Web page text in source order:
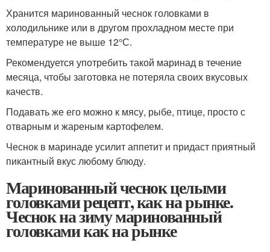
Хранится маринованный чеснок головками в
холодильнике или в другом прохладном месте при
температуре не выше 12°С.
Рекомендуется употребить такой маринад в течение
месяца, чтобы заготовка не потеряла своих вкусовых
качеств.
Подавать же его можно к мясу, рыбе, птице, просто с
отварным и жареным картофелем.
Чеснок в маринаде усилит аппетит и придаст приятный
пикантный вкус любому блюду.
Маринованный чеснок целыми
головками рецепт, как на рынке.
Чеснок на зиму маринованный
головками как на рынке